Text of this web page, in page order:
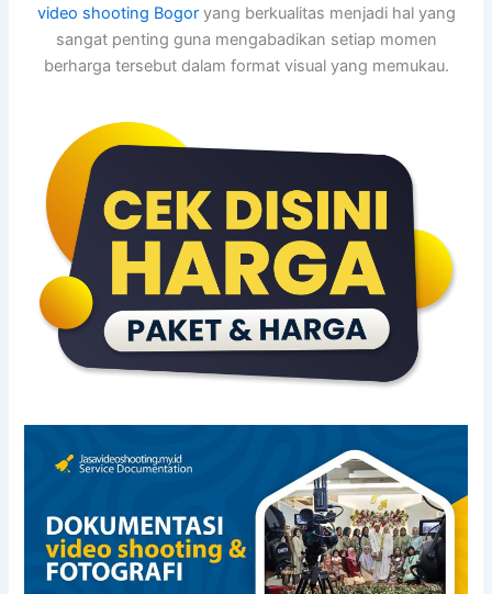
video shooting Bogoryang berkualitas menjadi hal yang
sangat penting guna mengabadikan setiap momen
berharga tersebut dalam format visual yang memukau.